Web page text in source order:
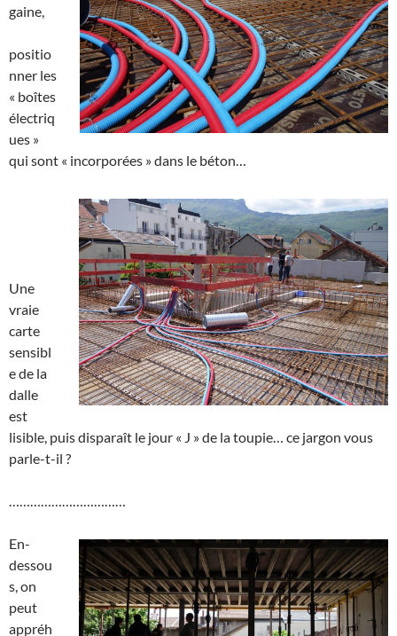
gaine,
positio
nner les
« boîtes
électriq
ues »
qui sont « incorporées » dans le béton…
Une
vraie
carte
sensibl
e de la
dalle
est
lisible, puis disparaît le jour « J » de la toupie… ce jargon vous
parle-t-il ?
……………………………
En-
dessou
s, on
peut
appréh